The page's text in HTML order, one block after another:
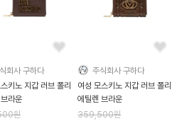
회사 구하다
키노 지갑 러브 폴리
에틸렌 브라운
원
주식회사 구하다
여성 모스키노 지갑 러브 폴리
에틸렌 브라운
359,500원